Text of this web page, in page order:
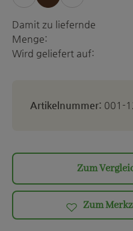
Damit zu liefernde
Menge:
Wird geliefert auf:
Artikelnummer: 001-
Zum
Zum